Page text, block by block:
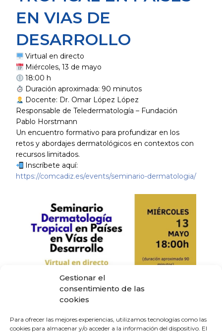
Gestionar el
consentimiento de las
cookies
Para ofrecer las mejores experiencias, utilizamos tecnologías como las
cookies para almacenar y/o acceder a la información del dispositivo. El
EN VIAS DE
DESARROLLO
Virtual en directo
Miércoles, 13 de mayo
18:00 h
Duración aproximada: 90 minutos
Docente: Dr. Omar López López
Responsable de Teledermatología – Fundación
Pablo Horstmann
Un encuentro formativo para profundizar en los
retos y abordajes dermatológicos en contextos con
recursos limitados.
Inscríbete aquí:
https://comcadiz.es/events/seminario-dermatologia/